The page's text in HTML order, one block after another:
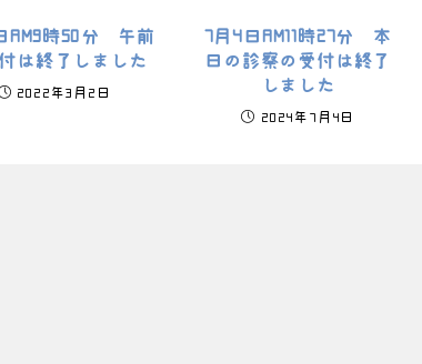
AM9時50分 午前
は終了しました
2022年3月2日
7月4日AM11時27分 本
日の診察の受付は終了
しました
2024年7月4日